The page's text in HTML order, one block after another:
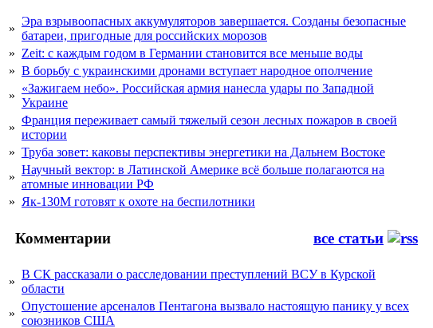
»
Эра взрывоопасных аккумуляторов завершается. Созданы безопасные
батареи, пригодные для российских морозов
» Zeit: с каждым годом в Германии становится все меньше воды
» В борьбу с украинскими дронами вступает народное ополчение
»
«Зажигаем небо». Российская армия нанесла удары по Западной
Украине
»
Франция переживает самый тяжелый сезон лесных пожаров в своей
истории
» Труба зовет: каковы перспективы энергетики на Дальнем Востоке
»
Научный вектор: в Латинской Америке всё больше полагаются на
атомные инновации РФ
» Як-130М готовят к охоте на беспилотники
Комментарии все статьи
»
В СК рассказали о расследовании преступлений ВСУ в Курской
области
»
Опустошение арсеналов Пентагона вызвало настоящую панику у всех
союзников США